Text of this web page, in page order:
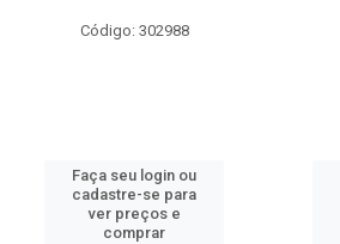
Código: 302988
Faça seu login ou
cadastre-se para
ver preços e
comprar